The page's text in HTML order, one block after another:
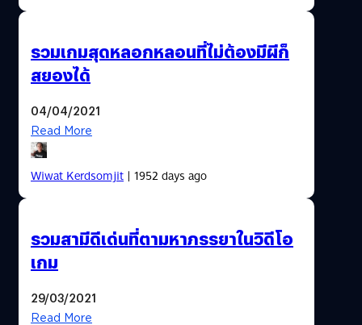
รวมเกมสุดหลอกหลอนที่ไม่ต้องมีผีก็
สยองได้
04/04/2021
Read More
Wiwat Kerdsomjit| 1952 days ago
รวมสามีดีเด่นที่ตามหาภรรยาในวิดีโอ
เกม
29/03/2021
Read More